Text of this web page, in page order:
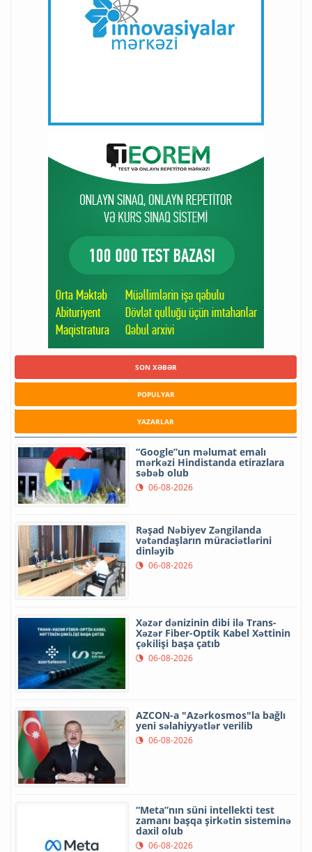
SON XƏBƏR
POPULYAR
YAZARLAR
“Google”un məlumat emalı
mərkəzi Hindistanda etirazlara
səbəb olub
06-08-2026
Rəşad Nəbiyev Zəngilanda
vətəndaşların müraciətlərini
dinləyib
06-08-2026
Xəzər dənizinin dibi ilə Trans-
Xəzər Fiber-Optik Kabel Xəttinin
çəkilişi başa çatıb
06-08-2026
AZCON-a "Azərkosmos"la bağlı
yeni səlahiyyətlər verilib
06-08-2026
“Meta”nın süni intellekti test
zamanı başqa şirkətin sisteminə
daxil olub
06-08-2026